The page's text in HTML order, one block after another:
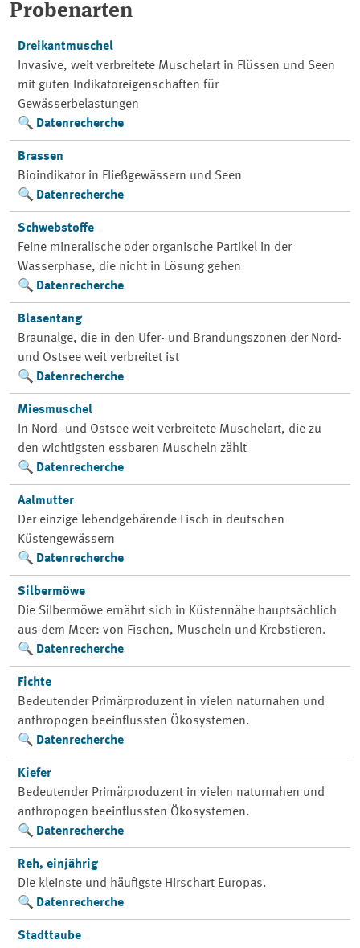
Probenarten
Dreikantmuschel
Invasive, weit verbreitete Muschelart in Flüssen und Seen
mit guten Indikatoreigenschaften für
Gewässerbelastungen
Datenrecherche
Brassen
Bioindikator in Fließgewässern und Seen
Datenrecherche
Schwebstoffe
Feine mineralische oder organische Partikel in der
Wasserphase, die nicht in Lösung gehen
Datenrecherche
Blasentang
Braunalge, die in den Ufer- und Brandungszonen der Nord-
und Ostsee weit verbreitet ist
Datenrecherche
Miesmuschel
In Nord- und Ostsee weit verbreitete Muschelart, die zu
den wichtigsten essbaren Muscheln zählt
Datenrecherche
Aalmutter
Der einzige lebendgebärende Fisch in deutschen
Küstengewässern
Datenrecherche
Silbermöwe
Die Silbermöwe ernährt sich in Küstennähe hauptsächlich
aus dem Meer: von Fischen, Muscheln und Krebstieren.
Datenrecherche
Fichte
Bedeutender Primärproduzent in vielen naturnahen und
anthropogen beeinflussten Ökosystemen.
Datenrecherche
Kiefer
Bedeutender Primärproduzent in vielen naturnahen und
anthropogen beeinflussten Ökosystemen.
Datenrecherche
Reh, einjährig
Die kleinste und häufigste Hirschart Europas.
Datenrecherche
Stadttaube